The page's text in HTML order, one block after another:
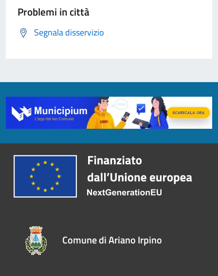
Problemi in città
Segnala disservizio
Comune di Ariano Irpino